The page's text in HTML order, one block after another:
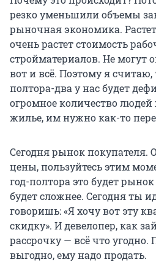
резко уменьшили объемы
рыночная экономика. Растет
очень растет стоимость
стройматериалов. Не могут
вот и всё. Поэтому я считаю,
полтора-два у нас будет
огромное количество
жилье, им нужно как-то
Сегодня рынок покупателя.
цены, пользуйтесь этим
год-полтора это будет
будет сложнее. Сегодня ты
говоришь: «Я хочу вот эту
скидку». И девелопер, как
рассрочку — всё что угодно.
выгодно, ему надо продать.